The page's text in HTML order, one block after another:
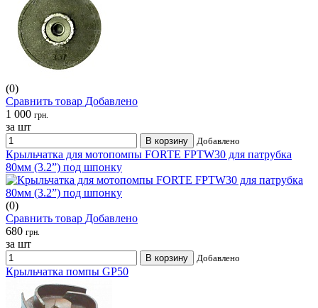
(0)
Сравнить товар Добавлено
1 000 грн.
за шт
В корзину Добавлено
Крыльчатка для мотопомпы FORTE FPTW30 для патрубка
80мм (3.2”) под шпонку
(0)
Сравнить товар Добавлено
680 грн.
за шт
В корзину Добавлено
Крыльчатка помпы GP50